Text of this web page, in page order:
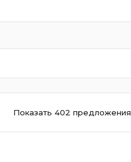
Показать 402 предложения